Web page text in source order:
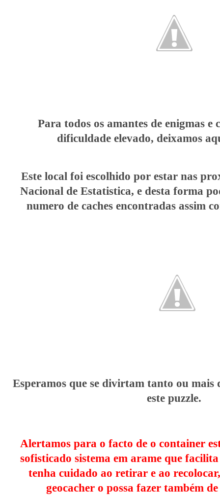
Para todos os amantes de enigmas e
dificuldade elevado, deixamos
Este local foi escolhido por estar nas
Nacional de Estatistica, e desta forma
numero de caches encontradas assim
Esperamos que se divirtam tanto ou mais
este puzzle.
Alertamos para o facto de o container
sofisticado sistema em arame que
tenha cuidado ao retirar e ao
geocacher o possa fazer também